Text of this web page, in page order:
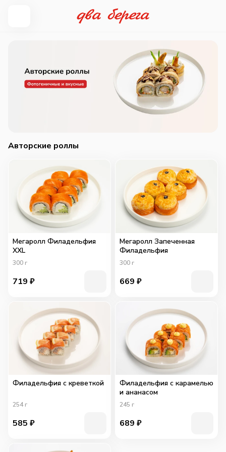
Авторские роллы
Мегаролл Филадельфия
XXL
300 г
719 ₽
Мегаролл Запеченная
Филадельфия
300 г
669 ₽
Филадельфия с креветкой
254г
585 ₽
Филадельфия с карамелью
и ананасом
245 г
689 ₽